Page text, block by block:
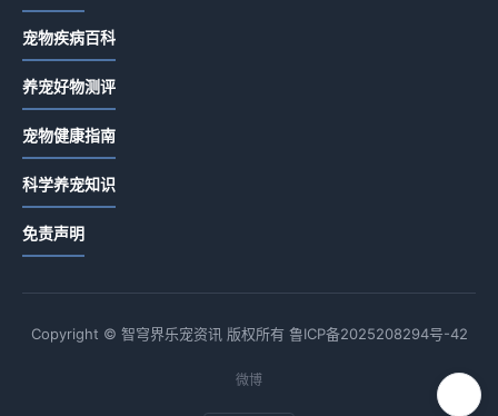
宠物疾病百科
养宠好物测评
宠物健康指南
科学养宠知识
免责声明
Copyright © 智穹界乐宠资讯 版权所有 鲁ICP备2025208294号-42
微博